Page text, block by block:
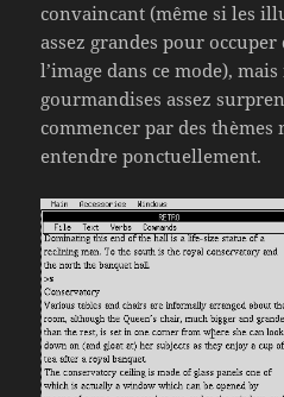
convaincant (même si les
assez grandes pour
l’image dans ce mode),
gourmandises assez
commencer par des
entendre ponctuellement.